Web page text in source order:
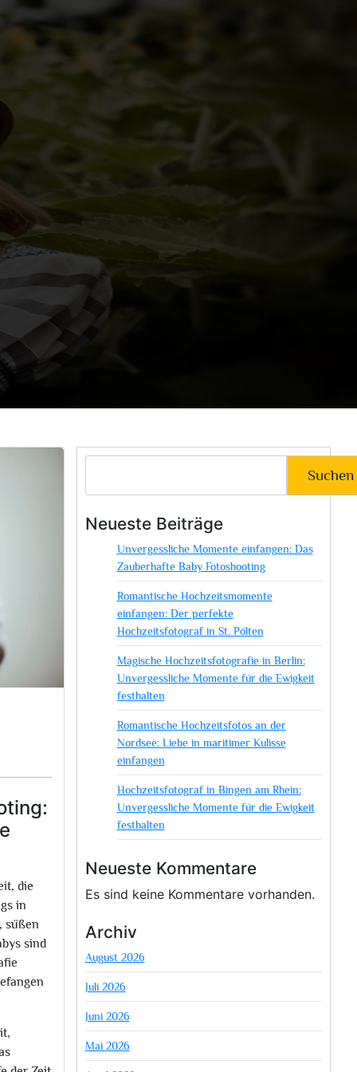
die
in
süßen
sind
Suchen
Neueste Beiträge
Unvergessliche Momente einfangen: Das
Zauberhafte Baby Fotoshooting
Romantische Hochzeitsmomente
einfangen: Der perfekte
Hochzeitsfotograf in St. Pölten
Magische Hochzeitsfotografie in Berlin:
Unvergessliche Momente für die Ewigkeit
festhalten
Romantische Hochzeitsfotos an der
Nordsee: Liebe in maritimer Kulisse
einfangen
Hochzeitsfotograf in Bingen am Rhein:
Unvergessliche Momente für die Ewigkeit
festhalten
Neueste Kommentare
Es sind keine Kommentare vorhanden.
Archiv
August 2026
Juli 2026
Juni 2026
Mai 2026